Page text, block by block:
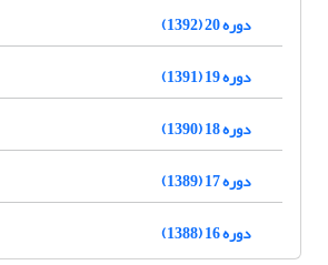
دوره 20 (1392)
دوره 19 (1391)
دوره 18 (1390)
دوره 17 (1389)
دوره 16 (1388)